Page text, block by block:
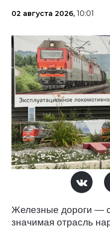
02 августа 2026, 10:01
Железные дороги —
значимая отрасль